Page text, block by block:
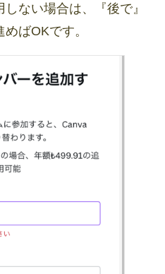
ない場合は、『後で』
ばOKです。